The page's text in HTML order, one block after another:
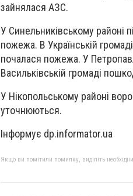
зайнялася АЗС.
У Синельниківському районі
пожежа. В Українській
почалася пожежа. У
Васильківській громаді
У Нікопольському районі
уточнюються.
Інформує dp.informator.ua
Якщо ви помітили помилку, виділіть